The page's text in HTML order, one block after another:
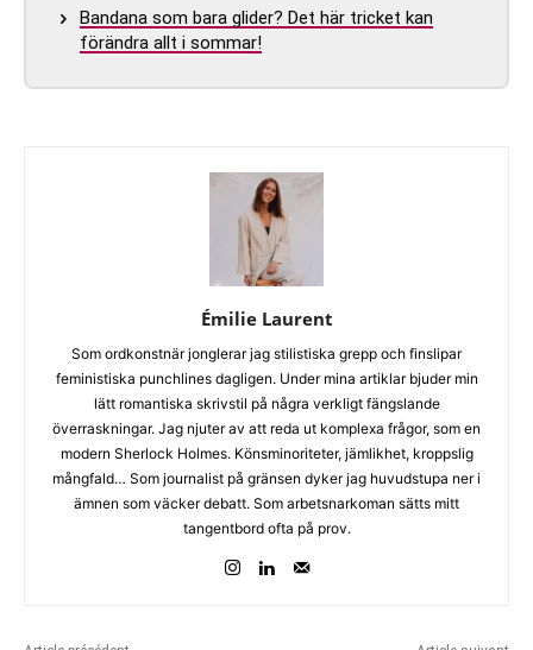
Bandana som bara glider? Det här tricket kan
förändra allt i sommar!
Émilie Laurent
Som ordkonstnär jonglerar jag stilistiska grepp och finslipar
feministiska punchlines dagligen. Under mina artiklar bjuder min
lätt romantiska skrivstil på några verkligt fängslande
överraskningar. Jag njuter av att reda ut komplexa frågor, som en
modern Sherlock Holmes. Könsminoriteter, jämlikhet, kroppslig
mångfald… Som journalist på gränsen dyker jag huvudstupa ner i
ämnen som väcker debatt. Som arbetsnarkoman sätts mitt
tangentbord ofta på prov.